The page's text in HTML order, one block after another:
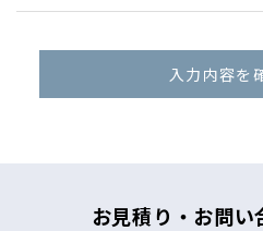
お見積り・お問い